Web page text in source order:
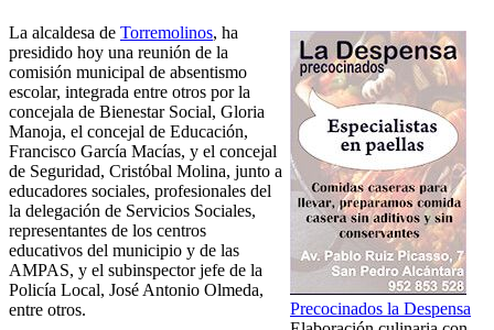
Precocinados la Despensa
La alcaldesa de Torremolinos, ha
presidido hoy una reunión de la
comisión municipal de absentismo
escolar, integrada entre otros por la
concejala de Bienestar Social, Gloria
Manoja, el concejal de Educación,
Francisco García Macías, y el concejal
de Seguridad, Cristóbal Molina, junto a
educadores sociales, profesionales del
la delegación de Servicios Sociales,
representantes de los centros
educativos del municipio y de las
AMPAS, y el subinspector jefe de la
Policía Local, José Antonio Olmeda,
entre otros.